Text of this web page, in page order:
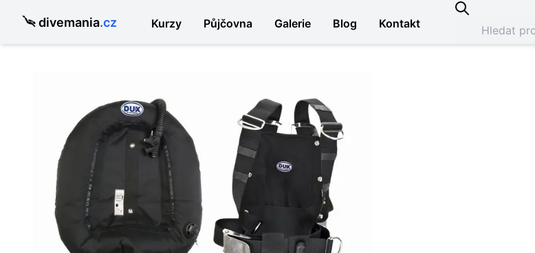
divemania.cz Kurzy Půjčovna Galerie Blog Kontakt